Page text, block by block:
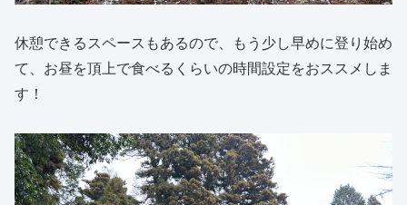
休憩できるスペースもあるので、もう少し早めに登り始め
て、お昼を頂上で食べるくらいの時間設定をおススメしま
す！